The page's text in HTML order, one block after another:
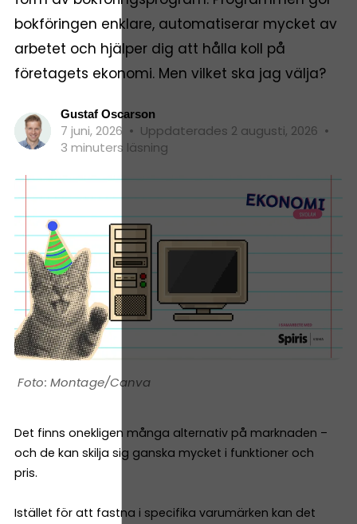
bokföringen enklare, automatiserar mycket av
arbetet och hjälper dig att hålla koll på
företagets ekonomi. Men vilket ska jag välja?
Gustaf Oscarson
7 juni, 2026 • Uppdaterades 2 augusti, 2026 •
3 minuters läsning
Montage/Canva
Det finns onekligen många alternativ på marknaden –
och de kan skilja sig ganska mycket i funktioner och
pris.
Istället för att fastna i specifika varumärken kan det